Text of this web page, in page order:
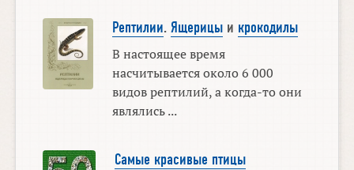
Рептилии. Ящерицыи крокодилы
В настоящее время
насчитывается около 6 000
видов рептилий, а когда-то они
являлись ...
Самые красивые птицы